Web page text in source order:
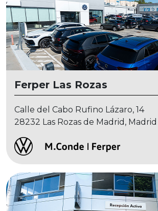
Ferper Las Rozas
Calle del Cabo Rufino Lázaro, 14
28232 Las Rozas de Madrid, Madrid